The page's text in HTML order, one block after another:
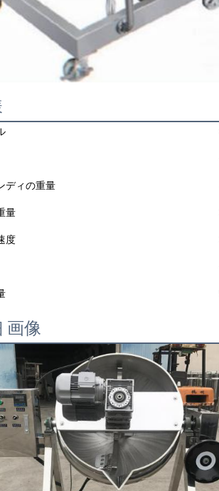
ディの重量
量
度
画像